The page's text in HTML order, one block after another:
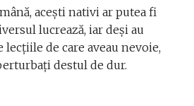
acești nativi ar putea fi
lucrează, iar deși au
de care aveau nevoie,
destul de dur.